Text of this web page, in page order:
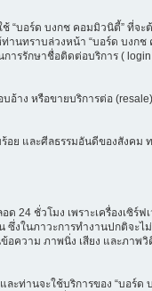
“บอร์ด บงกช คอมมิวนิตี้” ที่จ
านทราบล่วงหน้า “บอร์ด บงก
ารรักษาชื่อติดต่อบริการ (
อ้าง หรือขายบริการต่อ
ย และศีลธรรมอันดีของสังคม
24 ชั่วโมง เพราะเครื่องเซิร์ฟ
งในภาวะการทำงานปกติจะไ
อความ ภาพนิ่ง เสียง และภาพ
ะท่านจะใช้บริการของ “บอร์ด